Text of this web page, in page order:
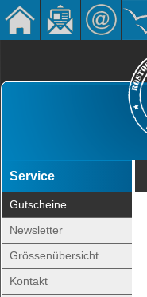
Service
Gutscheine
Newsletter
Grössenübersicht
Kontakt